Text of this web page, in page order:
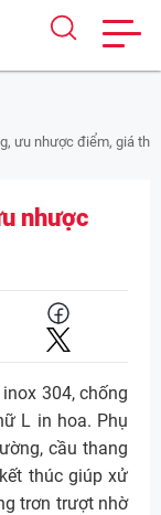
ưu nhược điểm, giá
nhược
304, chống
L in hoa. Phụ
cầu thang
thúc giúp xử
trơn trượt nhờ